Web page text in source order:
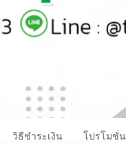
วิธีชำระเงิน โปรโมชั่น